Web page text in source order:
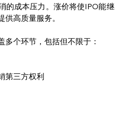
的成本压力。涨价将使IPO能继
供高质量服务。
多个环节，包括但不限于：
第三方权利